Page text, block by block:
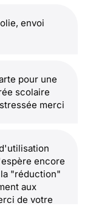
envoi
pour une
scolaire
merci
encore
"réduction"
aux
de votre